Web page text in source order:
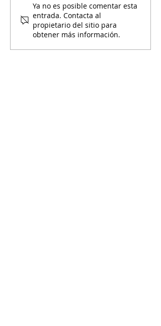
Sunsplash con Entre
Amigos
Ya no es posible comentar esta
entrada. Contacta al
propietario del sitio para
obtener más información.